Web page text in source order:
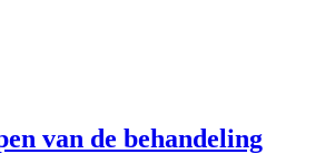
van de behandeling